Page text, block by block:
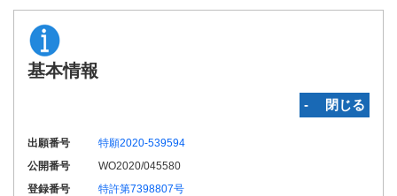
基本情報
‐ 閉じる
出願番号
特願2020-539594
公開番号
WO2020/045580
登録番号
特許第7398807号